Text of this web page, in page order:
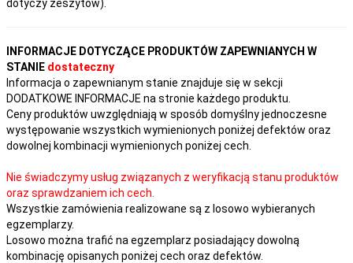
dotyczy zeszytów).
INFORMACJE DOTYCZĄCE PRODUKTÓW ZAPEWNIANYCH W
STANIE dostateczny
Informacja o zapewnianym stanie znajduje się w sekcji
DODATKOWE INFORMACJE na stronie każdego produktu.
Ceny produktów uwzględniają w sposób domyślny jednoczesne
występowanie wszystkich wymienionych poniżej defektów oraz
dowolnej kombinacji wymienionych poniżej cech.
Nie świadczymy usług związanych z weryfikacją stanu produktów
oraz sprawdzaniem ich cech.
Wszystkie zamówienia realizowane są z losowo wybieranych
egzemplarzy.
Losowo można trafić na egzemplarz posiadający dowolną
kombinację opisanych poniżej cech oraz defektów.